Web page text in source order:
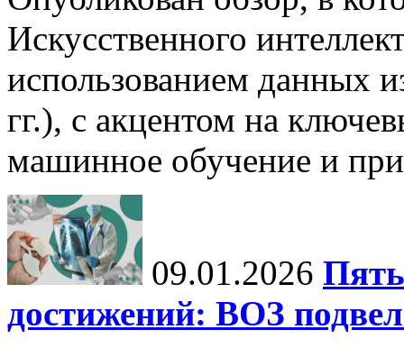
Искусственного
использованием данных
гг.), с акцентом на
машинное обучение и
09.01.2026
достижений: ВОЗ